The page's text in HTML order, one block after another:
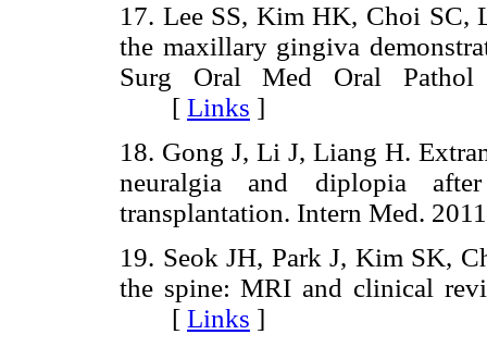
17. Lee SS, Kim HK, Choi SC,
the maxillary gingiva
Surg Oral Med Oral Pathol
[ Links ]
18. Gong J, Li J, Liang H.
neuralgia and diplopia
transplantation. Intern Med.
19. Seok JH, Park J, Kim SK,
the spine: MRI and clinical
[ Links ]